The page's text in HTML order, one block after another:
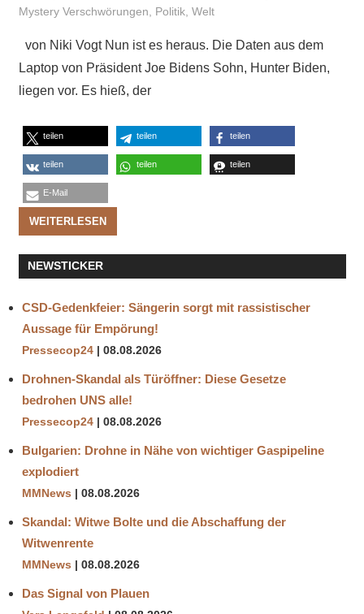
Mystery Verschwörungen, Politik, Welt
von Niki Vogt Nun ist es heraus. Die Daten aus dem
Laptop von Präsident Joe Bidens Sohn, Hunter Biden,
liegen vor. Es hieß, der
teilen teilen teilen
teilen teilen teilen
E-Mail
WEITERLESEN
NEWSTICKER
CSD-Gedenkfeier: Sängerin sorgt mit rassistischer
Aussage für Empörung!
Pressecop24 08.08.2026
Drohnen-Skandal als Türöffner: Diese Gesetze
bedrohen UNS alle!
Pressecop24 08.08.2026
Bulgarien: Drohne in Nähe von wichtiger Gaspipeline
explodiert
MMNews 08.08.2026
Skandal: Witwe Bolte und die Abschaffung der
Witwenrente
MMNews 08.08.2026
Das Signal von Plauen